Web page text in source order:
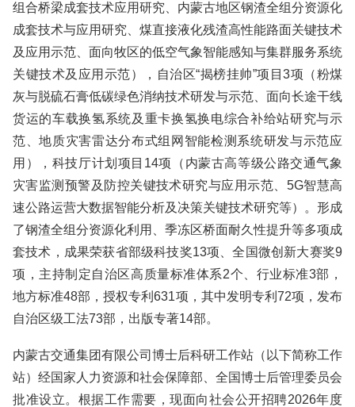
组合桥梁成套技术应用研究、内蒙古地区钢渣全组分资源化
成套技术与应用研究、煤直接液化残渣高性能路面关键技术
及应用示范、面向牧区的低空气象智能感知与集群服务系统
关键技术及应用示范），自治区“揭榜挂帅”项目3项（粉煤
灰与脱硫石膏低碳绿色消纳技术研发与示范、面向长途干线
货运的车载换氢系统及重卡换氢换电综合补给站研究与示
范、地质灾害雷达分布式组网智能检测系统研发与示范应
用），科技厅计划项目14项（内蒙古高等级公路交通气象
灾害监测预警及防控关键技术研究与应用示范、5G智慧高
速公路运营大数据智能分析及决策关键技术研究等）。形成
了钢渣全组分资源化利用、季冻区桥面耐久性提升等多项成
套技术，成果荣获省部级科技奖13项、全国微创新大赛奖9
项，主持制定自治区高质量标准体系2个、行业标准3部，
地方标准48部，授权专利631项，其中发明专利72项，发布
自治区级工法73部，出版专著14部。
内蒙古交通集团有限公司博士后科研工作站（以下简称工作
站）经国家人力资源和社会保障部、全国博士后管理委员会
批准设立。根据工作需要，现面向社会公开招聘2026年度